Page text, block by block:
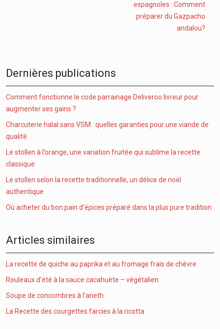
espagnoles : Comment
préparer du Gazpacho
andalou?
Dernières publications
Comment fonctionne le code parrainage Deliveroo livreur pour
augmenter ses gains ?
Charcuterie halal sans VSM : quelles garanties pour une viande de
qualité
Le stollen à l’orange, une variation fruitée qui sublime la recette
classique
Le stollen selon la recette traditionnelle, un délice de noël
authentique
Où acheter du bon pain d’épices préparé dans la plus pure tradition
Articles similaires
La recette de quiche au paprika et au fromage frais de chèvre
Rouleaux d’été à la sauce cacahuète – végétalien
Soupe de concombres à l’aneth
La Recette des courgettes farcies à la ricotta